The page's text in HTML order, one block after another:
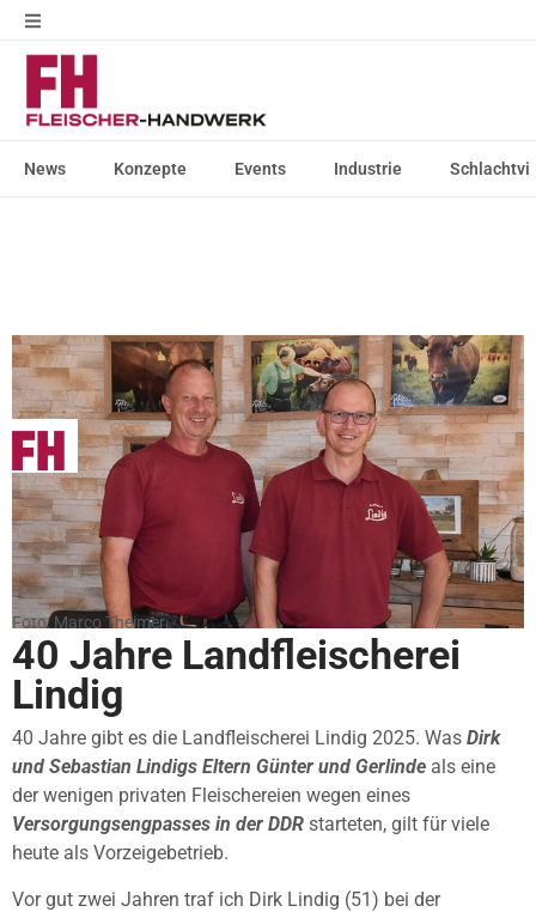
News Konzepte Events Industrie
Foto: Marco Theimer
40 Jahre Landfleischerei
Lindig
40 Jahre gibt es die Landfleischerei Lindig 2025. Was Dirk
und Sebastian Lindigs Eltern Günter und Gerlinde als eine
der wenigen privaten Fleischereien wegen eines
Versorgungsengpasses in der DDR starteten, gilt für viele
heute als Vorzeigebetrieb.
Vor gut zwei Jahren traf ich Dirk Lindig (51) bei der